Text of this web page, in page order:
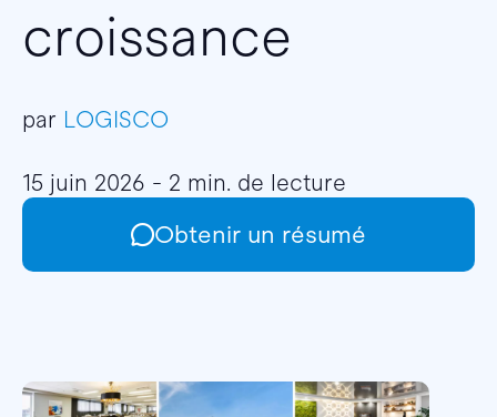
croissance
par LOGISCO
15 juin 2026 - 2 min. de lecture
Obtenir un résumé